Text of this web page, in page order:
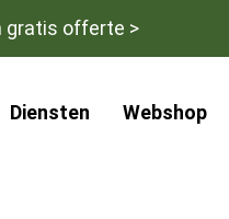
gratis offerte >
Diensten Webshop